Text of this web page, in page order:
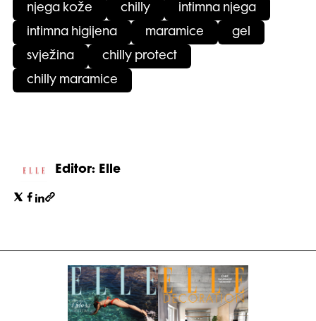
njega kože chilly intimna njega
intimna higijena maramice gel
svježina chilly protect
chilly maramice
Editor: Elle